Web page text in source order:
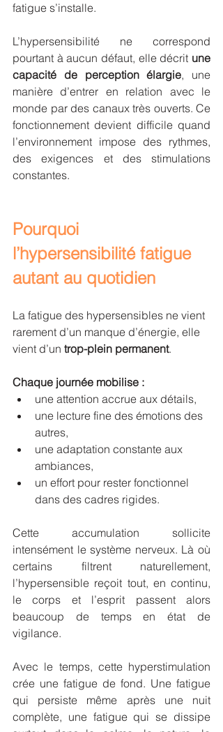
fatigue s’installe.
L’hypersensibilité ne correspond
pourtant à aucun défaut, elle décrit une
capacité de perception élargie, une
manière d’entrer en relation avec le
monde par des canaux très ouverts. Ce
fonctionnement devient difficile quand
l’environnement impose des rythmes,
des exigences et des stimulations
constantes.
Pourquoi
l’hypersensibilité fatigue
autant au quotidien
La fatigue des hypersensibles ne vient
rarement d’un manque d’énergie, elle
vient d’un trop-plein permanent.
Chaque journée mobilise :
une attention accrue aux détails,
une lecture fine des émotions des
autres,
une adaptation constante aux
ambiances,
un effort pour rester fonctionnel
dans des cadres rigides.
Cette accumulation sollicite
intensément le système nerveux. Là où
certains filtrent naturellement,
l’hypersensible reçoit tout, en continu,
le corps et l’esprit passent alors
beaucoup de temps en état de
vigilance.
Avec le temps, cette hyperstimulation
crée une fatigue de fond. Une fatigue
qui persiste même après une nuit
complète, une fatigue qui se dissipe